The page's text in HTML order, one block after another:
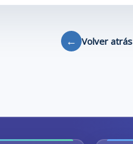
← Volver atrás